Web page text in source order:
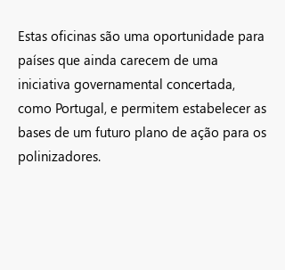
Estas oficinas são uma oportunidade para
países que ainda carecem de uma
iniciativa governamental concertada,
como Portugal, e permitem estabelecer as
bases de um futuro plano de ação para os
polinizadores.